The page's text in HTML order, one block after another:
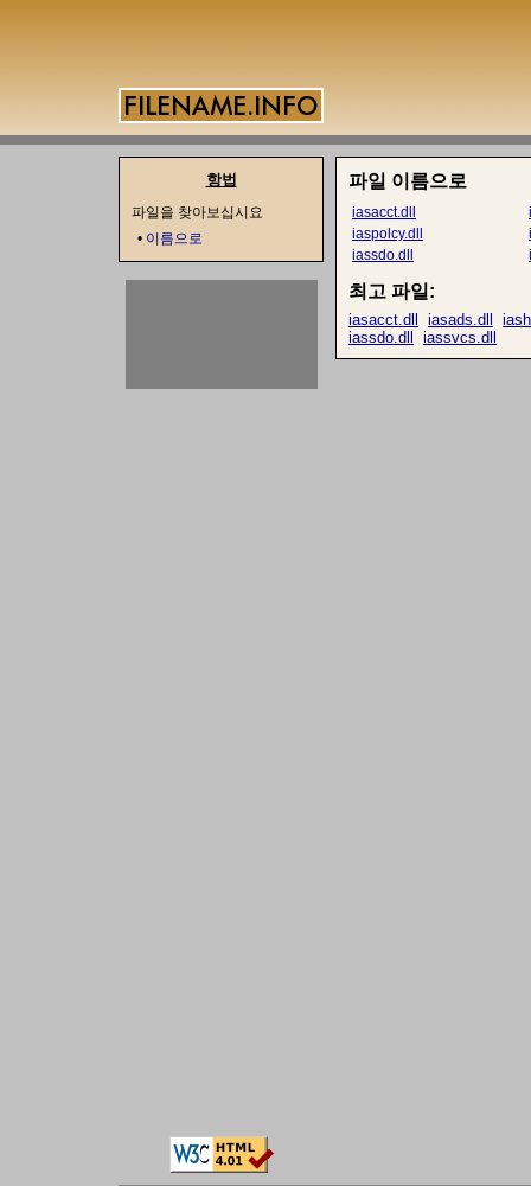
파일 이름으로
iasacct.dll
iaspolcy.dll
iassdo.dll
최고 파일:
iasacct.dll iasads.dll
iassdo.dll iassvcs.dll
항법
파일을 찾아보십시요
• 이름으로